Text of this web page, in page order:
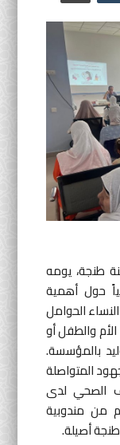
طنجة، يومه
حول أهمية
الحوامل
والطفل أو
بالمؤسسة.
المتواصلة
الصحي لدى
من مندوبية
أصيلة.